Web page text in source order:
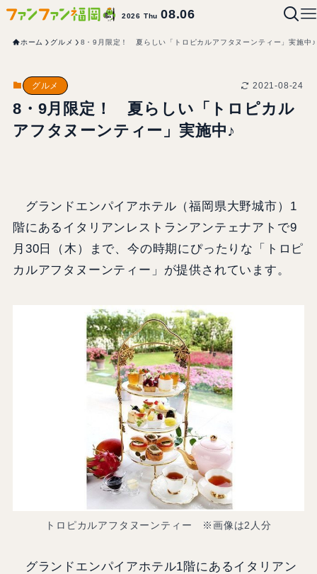
2026 Thu08.06
ホーム グルメ 8・9月限定！ 夏らしい「トロピカルアフタヌーンティー」実施中♪
グルメ 2021-08-24
8・9月限定！ 夏らしい「トロピカル
アフタヌーンティー」実施中♪
グランドエンパイアホテル（福岡県大野城市）1
階にあるイタリアンレストランアンテェナアトで9
月30日（木）まで、今の時期にぴったりな「トロピ
カルアフタヌーンティー」が提供されています。
トロピカルアフタヌーンティー ※画像は2人分
グランドエンパイアホテル1階にあるイタリアン